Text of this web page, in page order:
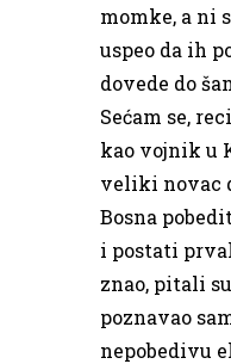
momke, a ni
uspeo da ih
dovede do
Sećam se,
kao vojnik u
veliki novac
Bosna
i postati
znao, pitali
poznavao
nepobedivu